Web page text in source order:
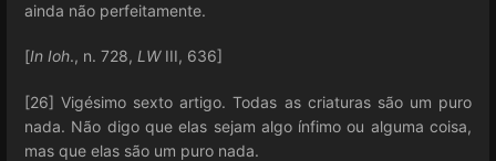
ainda não perfeitamente.
[In Ioh., n. 728, LWIII, 636]
[26] Vigésimo sexto artigo. Todas as criaturas são um puro
nada. Não digo que elas sejam algo ínfimo ou alguma coisa,
mas que elas são um puro nada.